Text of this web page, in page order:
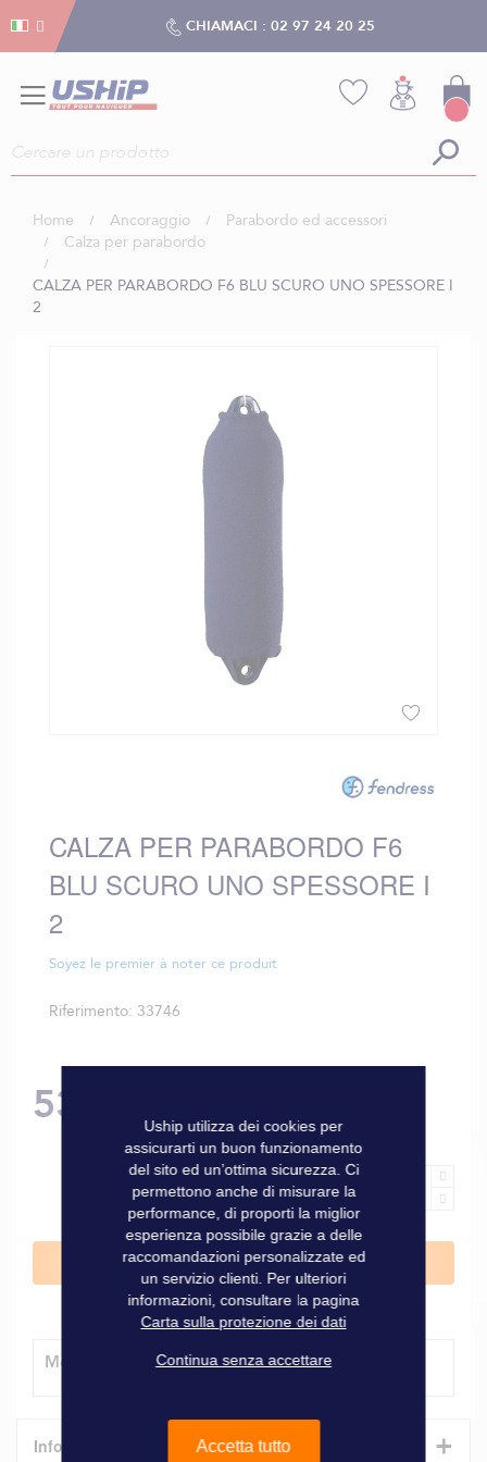
CHIAMACI : 02 97 24 20 25
Home Ancoraggio
Parabordo ed accessori
Calza per parabordo
CALZA PER PARABORDO F6 BLU SCURO UNO SPESSORE I
2
di
immagini
CALZA PER PARABORDO F6
BLU SCURO UNO SPESSORE I
2
Soyez le premier à noter ce produit
Riferimento 33746
53,00 €
Aggiungi al Carrello
Modalità di consegna
Informazioni tecniche +
Gestion dei cookies
Uship utilizza dei cookies per
assicurarti un buon funzionamento
del sito ed un’ottima sicurezza. Ci
permettono anche di misurare la
performance, di proporti la miglior
esperienza possibile grazie a delle
raccomandazioni personalizzate ed
un servizio clienti. Per ulteriori
informazioni, consultare la pagina
Carta sulla protezione dei dati
Continua senza accettare
Accetta tutto
Gestion dei cookies